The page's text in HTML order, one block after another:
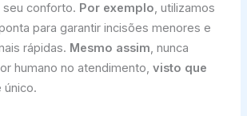
conforto. Por exemplo , utilizamos
para garantir incisões menores e
rápidas. Mesmo assim , nunca
humano no atendimento, visto que
único.